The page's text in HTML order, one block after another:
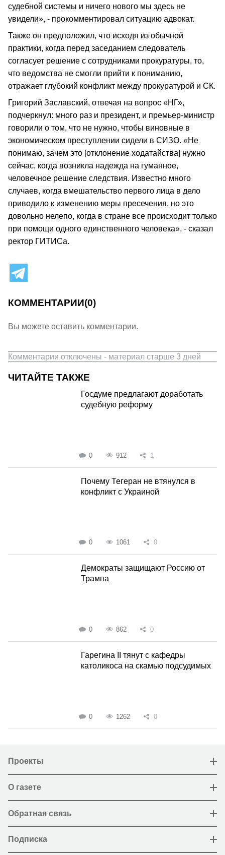
судебной системы и ничего нового мы здесь не
увидели», - прокомментировал ситуацию адвокат.
Также он предположил, что исходя из обычной
практики, когда перед заседанием следователь
согласует решение с сотрудниками прокуратуры, то,
что ведомства не смогли прийти к пониманию,
отражает глубокий конфликт между прокуратурой и СК.
Григорий Заславский, отвечая на вопрос «НГ»,
подчеркнул: много раз и президент, и премьер-министр
говорили о том, что не нужно, чтобы виновные в
экономическом преступлении сидели в СИЗО. «Не
понимаю, зачем это [отклонение ходатайства] нужно
сейчас, когда возникла надежда на гуманное,
человечное решение следствия. Известно много
случаев, когда вмешательство первого лица в дело
приводило к изменению меры пресечения, но это
довольно нелепо, когда в стране все происходит только
при помощи одного единственного человека», - сказал
ректор ГИТИСа.
КОММЕНТАРИИ(0)
Вы можете оставить комментарии.
Комментарии отключены - материал старше 3 дней
ЧИТАЙТЕ ТАКЖЕ
Госдуме предлагают доработать
судебную реформу
0 912 1
Почему Тегеран не втянулся в
конфликт с Украиной
0 1061 0
Демократы защищают Россию от
Трампа
0 862 0
Гарегина II тянут с кафедры
католикоса на скамью подсудимых
0 1262 0
Проекты
О газете
Обратная связь
Подписка